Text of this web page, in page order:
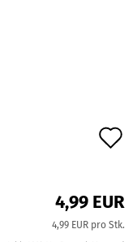
4,99 EUR
4,99 EUR pro Stk.